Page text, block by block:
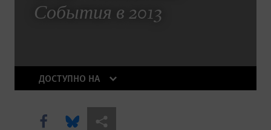
The Right Whose Time Has Come
(Again)
Reform
События в 2013
ДОСТУПНО НА
Share this via Facebook
Share this via Bluesky
Share this via Поделиться